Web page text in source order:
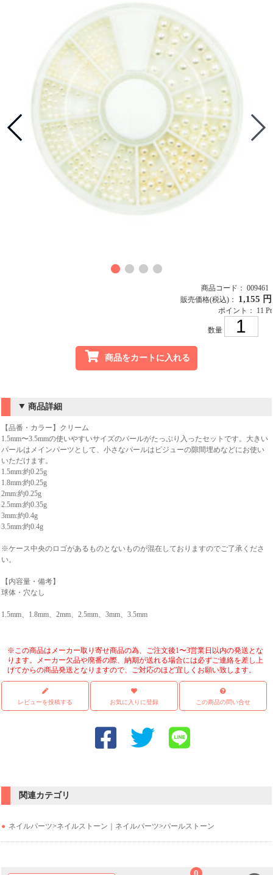
商品コード： 009461
販売価格(税込)： 1,155 円
ポイント： 11 Pt
数量
商品をカートに入れる
商品詳細
【品番・カラー】クリーム
1.5mm〜3.5mmの使いやすいサイズのパールがたっぷり入ったセットです。大きい
パールはメインパーツとして、小さなパールはビジューの隙間埋めなどにお使い
いただけます。
1.5mm:約0.25g
1.8mm:約0.25g
2mm:約0.25g
2.5mm:約0.35g
3mm:約0.4g
3.5mm:約0.4g
※ケース中央のロゴがあるものとないものが混在しておりますのでご了承くださ
い。
【内容量・備考】
球体・穴なし
1.5mm、1.8mm、2mm、2.5mm、3mm、3.5mm
※この商品はメーカー取り寄せ商品の為、ご注文後1〜3営業日以内の発送とな
ります。メーカー欠品や廃番の際、納期が送れる場合には必ずご連絡を差し上
げてからの商品発送となりますので、ご対応のほど宜しくお願い致します。
レビューを投稿する お気に入りに登録 この商品の問い合せ
関連カテゴリ
ネイルパーツ>ネイルストーン｜ネイルパーツ>パールストーン